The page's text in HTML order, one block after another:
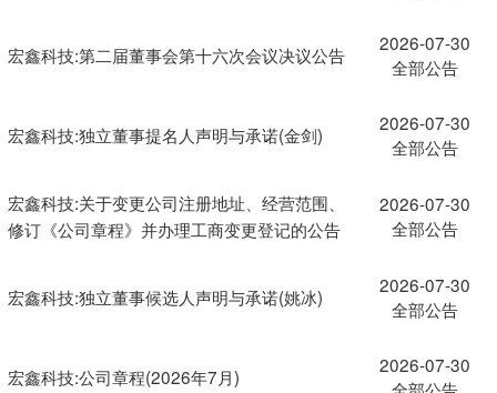
宏鑫科技:第二届董事会第十六次会议决议公告
2026-07-30
全部公告
宏鑫科技:独立董事提名人声明与承诺(金剑)
2026-07-30
全部公告
宏鑫科技:关于变更公司注册地址、经营范围、
修订《公司章程》并办理工商变更登记的公告
2026-07-30
全部公告
宏鑫科技:独立董事候选人声明与承诺(姚冰)
2026-07-30
全部公告
宏鑫科技:公司章程(2026年7月)
2026-07-30